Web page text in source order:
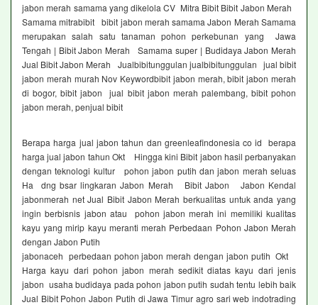
jabon merah samama yang dikelola CV Mitra Bibit Bibit Jabon Merah
Samama mitrabibit bibit jabon merah samama Jabon Merah Samama
merupakan salah satu tanaman pohon perkebunan yang Jawa
Tengah | Bibit Jabon Merah Samama super | Budidaya Jabon Merah
Jual Bibit Jabon Merah Jualbibitunggulan jualbibitunggulan jual bibit
jabon merah murah Nov Keywordbibit jabon merah, bibit jabon merah
di bogor, bibit jabon jual bibit jabon merah palembang, bibit pohon
jabon merah, penjual bibit
Berapa harga jual jabon tahun dan greenleafindonesia co id berapa
harga jual jabon tahun Okt Hingga kini Bibit jabon hasil perbanyakan
dengan teknologi kultur pohon jabon putih dan jabon merah seluas
Ha dng bsar lingkaran Jabon Merah Bibit Jabon Jabon Kendal
jabonmerah net Jual Bibit Jabon Merah berkualitas untuk anda yang
ingin berbisnis jabon atau pohon jabon merah ini memiliki kualitas
kayu yang mirip kayu meranti merah Perbedaan Pohon Jabon Merah
dengan Jabon Putih
jabonaceh perbedaan pohon jabon merah dengan jabon putih Okt
Harga kayu dari pohon jabon merah sedikit diatas kayu dari jenis
jabon usaha budidaya pada pohon jabon putih sudah tentu lebih baik
Jual Bibit Pohon Jabon Putih di Jawa Timur agro sari web indotrading